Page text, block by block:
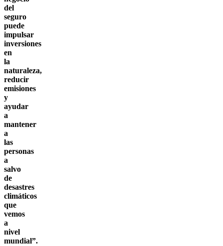
del
seguro
puede
impulsar
inversiones
en
la
naturaleza,
reducir
emisiones
y
ayudar
a
mantener
a
las
personas
a
salvo
de
desastres
climáticos
que
vemos
a
nivel
mundial”.